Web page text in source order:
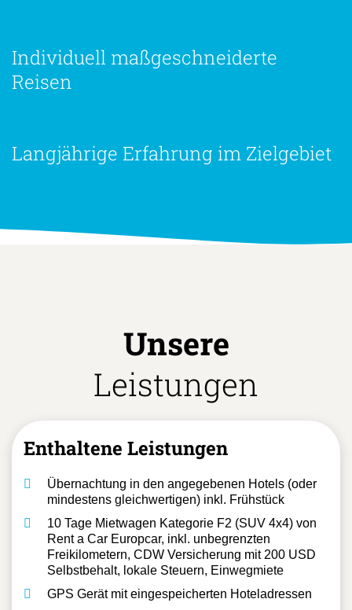
Individuell maßgeschneiderte
Reisen
Langjährige Erfahrung im Zielgebiet
Unsere
Leistungen
Enthaltene Leistungen
Übernachtung in den angegebenen Hotels (oder
mindestens gleichwertigen) inkl. Frühstück
10 Tage Mietwagen Kategorie F2 (SUV 4x4) von
Rent a Car Europcar, inkl. unbegrenzten
Freikilometern, CDW Versicherung mit 200 USD
Selbstbehalt, lokale Steuern, Einwegmiete
GPS Gerät mit eingespeicherten Hoteladressen